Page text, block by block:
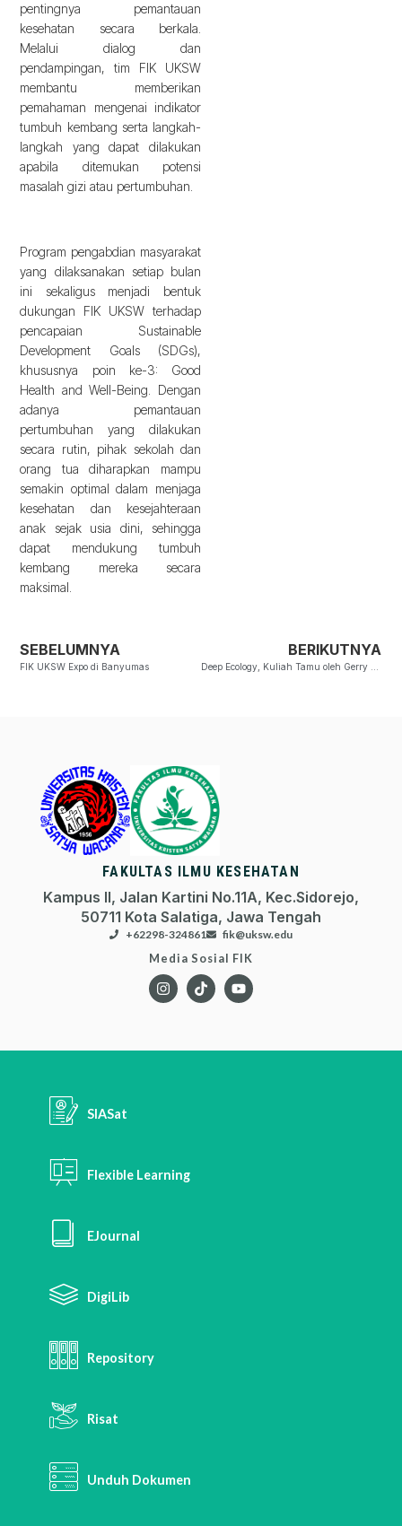
pentingnya pemantauan
kesehatan secara berkala.
Melalui dialog dan
pendampingan, tim FIK UKSW
membantu memberikan
pemahaman mengenai indikator
tumbuh kembang serta langkah-
langkah yang dapat dilakukan
apabila ditemukan potensi
masalah gizi atau pertumbuhan.
Program pengabdian masyarakat
yang dilaksanakan setiap bulan
ini sekaligus menjadi bentuk
dukungan FIK UKSW terhadap
pencapaian Sustainable
Development Goals (SDGs),
khususnya poin ke-3: Good
Health and Well-Being. Dengan
adanya pemantauan
pertumbuhan yang dilakukan
secara rutin, pihak sekolah dan
orang tua diharapkan mampu
semakin optimal dalam menjaga
kesehatan dan kesejahteraan
anak sejak usia dini, sehingga
dapat mendukung tumbuh
kembang mereka secara
maksimal.
SEBELUMNYA
FIK UKSW Expo di Banyumas
BERIKUTNYA
FAKULTAS ILMU KESEHATAN
Kampus II, Jalan Kartini No.11A, Kec.Sidorejo,
50711 Kota Salatiga, Jawa Tengah
+62298-324861 fik@uksw.edu
Media Sosial FIK
SIASat
Flexible Learning
EJournal
DigiLib
Repository
Risat
Unduh Dokumen